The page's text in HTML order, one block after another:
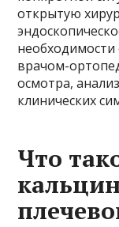
открытую
врачом-
осмотра,
клинических
Что